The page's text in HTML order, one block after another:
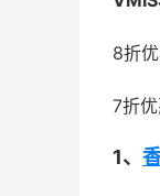
8折优
7折优
1、